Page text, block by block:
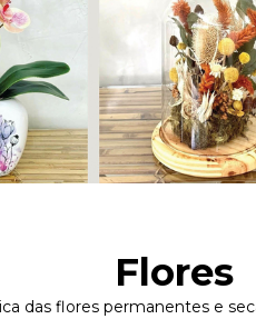
Flores
das flores permanentes e